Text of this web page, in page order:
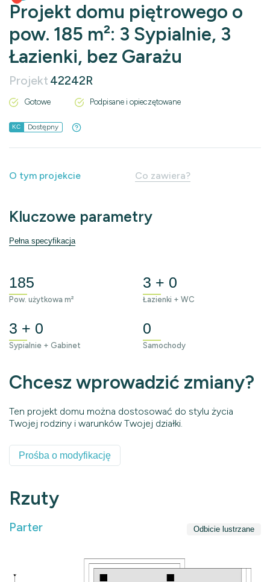
Projekt domu piętrowego o
pow. 185 m²: 3 Sypialnie, 3
Łazienki, bez Garażu
Projekt 42242R
Gotowe Podpisane i opieczętowane
KC Dostępny
O tym projekcie Co zawiera?
Kluczowe parametry
Pełna specyfikacja
185
Pow. użytkowa m²
3 + 0
Łazienki + WC
3 + 0
Sypialnie + Gabinet
0
Samochody
Chcesz wprowadzić zmiany?
Ten projekt domu można dostosować do stylu życia
Twojej rodziny i warunków Twojej działki.
Prośba o modyfikację
Rzuty
Parter Odbicie lustrzane